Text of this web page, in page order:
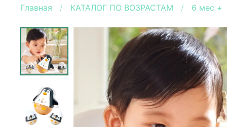
Главная КАТАЛОГ ПО ВОЗРАСТАМ 6 мес +